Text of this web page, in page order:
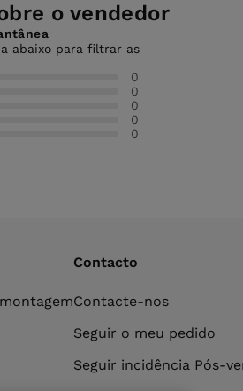
o vendedor
abaixo para filtrar as
0
0
0
0
0
Contacto
Contacte-nos
Seguir o meu pedido
Seguir incidência Pós-